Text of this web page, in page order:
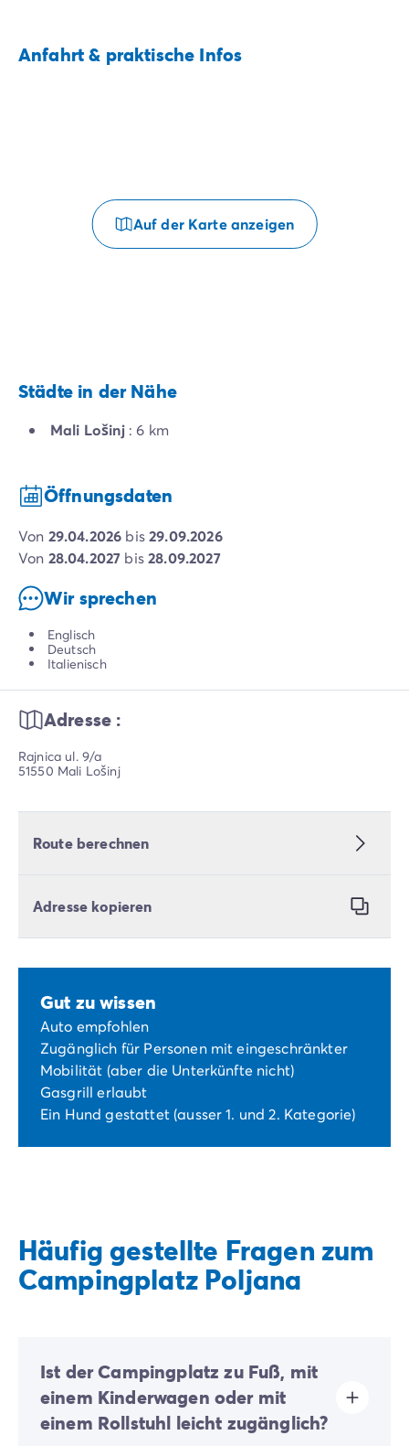
Anfahrt & praktische Infos
Auf der Karte anzeigen
Städte in der Nähe
Mali Lošinj: 6 km
Öffnungsdaten
von 29.04.2026 bis29.09.2026
von 28.04.2027 bis28.09.2027
Wir sprechen
Englisch
Deutsch
Italienisch
Adresse :
Rajnica ul. 9/a
51550 Mali Lošinj
Route berechnen
Adresse kopieren
Gut zu wissen
Auto empfohlen
Zugänglich für Personen mit eingeschränkter
Mobilität (aber die Unterkünfte nicht)
Gasgrill erlaubt
Ein Hund gestattet (ausser 1. und 2. Kategorie)
Häufig gestellte Fragen zum
Campingplatz Poljana
Ist der Campingplatz zu Fuß, mit
einem Kinderwagen oder mit
einem Rollstuhl leicht zugänglich?